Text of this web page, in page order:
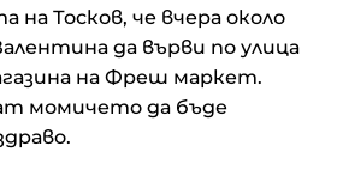
на Тосков, че вчера около
да върви по улица
на Фреш маркет.
момичето да бъде